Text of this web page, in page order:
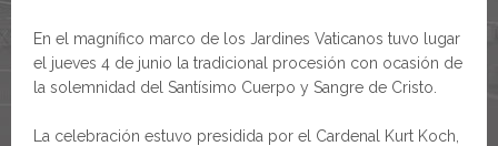
En el magnífico marco de los Jardines Vaticanos tuvo lugar
el jueves 4 de junio la tradicional procesión con ocasión de
la solemnidad del Santísimo Cuerpo y Sangre de Cristo.
La celebración estuvo presidida por el Cardenal Kurt Koch,